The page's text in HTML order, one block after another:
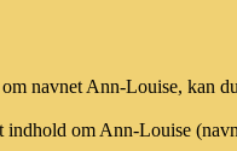
navnet Ann-Louise, kan
om Ann-Louise